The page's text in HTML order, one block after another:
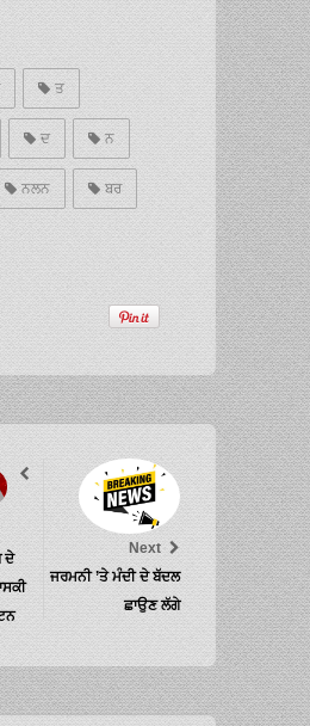
ਤ
ਦ ਨ
ਨਲਨ ਬਰ
ਦੇ
Next
ਜਰਮਨੀ ’ਤੇ ਮੰਦੀ ਦੇ ਬੱਦਲ
ਛਾਉਣ ਲੱਗੇ